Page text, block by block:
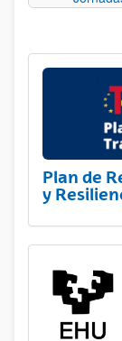
Plan de
y